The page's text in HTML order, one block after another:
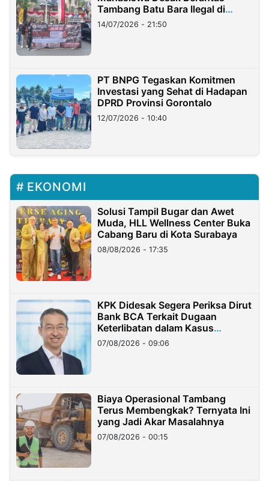
Tambang Batu Bara Ilegal di
Lampung
14/07/2026 - 21:50
PT BNPG Tegaskan Komitmen
Investasi yang Sehat di Hadapan
DPRD Provinsi Gorontalo
12/07/2026 - 10:40
EKONOMI
Solusi Tampil Bugar dan Awet
Muda, HLL Wellness Center Buka
Cabang Baru di Kota Surabaya
08/08/2026 - 17:35
KPK Didesak Segera Periksa Dirut
Bank BCA Terkait Dugaan
Keterlibatan dalam Kasus
Hilangnya Dana Nasabah Rp2,58
Miliar
07/08/2026 - 09:06
Biaya Operasional Tambang
Terus Membengkak? Ternyata Ini
yang Jadi Akar Masalahnya
07/08/2026 - 00:15